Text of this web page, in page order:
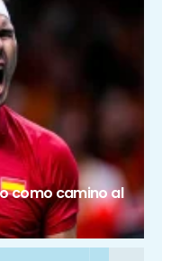
como camino al